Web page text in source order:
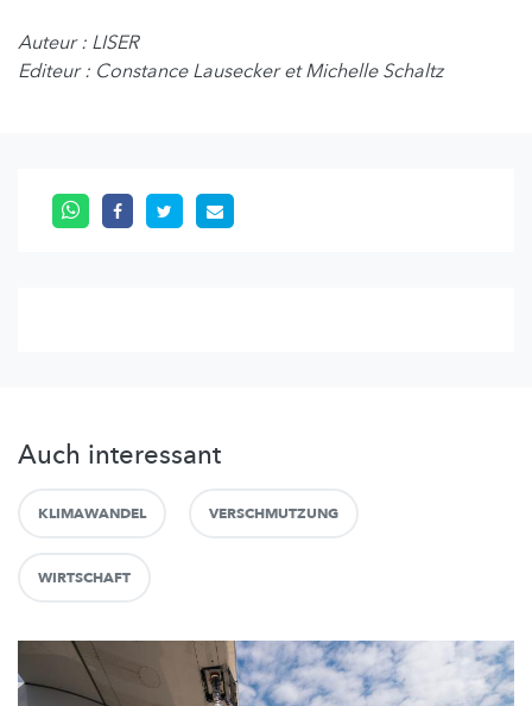
Auteur : LISER
Editeur : Constance Lausecker et Michelle Schaltz
Auch interessant
KLIMAWANDEL VERSCHMUTZUNG
WIRTSCHAFT